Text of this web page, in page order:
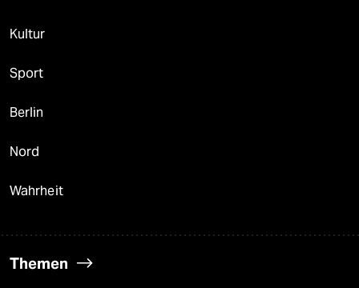
Kultur
Sport
Berlin
Nord
Wahrheit
Themen